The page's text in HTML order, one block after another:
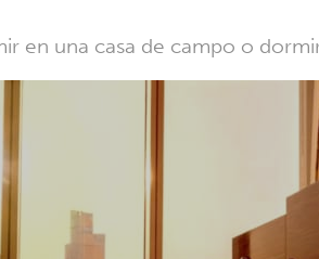
en una casa de campo o